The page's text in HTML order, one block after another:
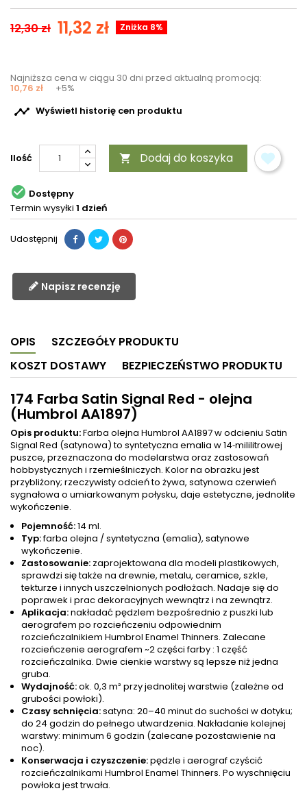
12,30 zł 11,32 zł Zniżka 8%
Najniższa cena w ciągu 30 dni przed aktualną promocją:
10,76 zł +5%
 Wyświetl historię cen produktu
Ilość  Dodaj do koszyka
 Dostępny
Termin wysyłki 1 dzień
Udostępnij
Napisz recenzję
OPIS
SZCZEGÓŁY PRODUKTU
KOSZT DOSTAWY
BEZPIECZEŃSTWO PRODUKTU
174 Farba Satin Signal Red - olejna
(Humbrol AA1897)
Opis produktu:Farba olejna Humbrol AA1897 w odcieniu Satin
Signal Red (satynowa) to syntetyczna emalia w 14‑mililitrowej
puszce, przeznaczona do modelarstwa oraz zastosowań
hobbystycznych i rzemieślniczych. Kolor na obrazku jest
przybliżony; rzeczywisty odcień to żywa, satynowa czerwień
sygnałowa o umiarkowanym połysku, daje estetyczne, jednolite
wykończenie.
Pojemność:14 ml.
Typ:farba olejna / syntetyczna (emalia), satynowe
wykończenie.
Zastosowanie: zaprojektowana dla modeli plastikowych,
sprawdzi się także na drewnie, metalu, ceramice, szkle,
tekturze i innych uszczelnionych podłożach. Nadaje się do
poprawek i prac dekoracyjnych wewnątrz i na zewnątrz.
Aplikacja:nakładać pędzlem bezpośrednio z puszki lub
aerografem po rozcieńczeniu odpowiednim
rozcieńczalnikiem Humbrol Enamel Thinners. Zalecane
rozcieńczenie aerografem ~2 części farby : 1 część
rozcieńczalnika. Dwie cienkie warstwy są lepsze niż jedna
gruba.
Wydajność:ok. 0,3 m² przy jednolitej warstwie (zależne od
grubości powłoki).
Czasy schnięcia:satyna: 20–40 minut do suchości w dotyku;
do 24 godzin do pełnego utwardzenia. Nakładanie kolejnej
warstwy: minimum 6 godzin (zalecane pozostawienie na
noc).
Konserwacja i czyszczenie:pędzle i aerograf czyścić
rozcieńczalnikami Humbrol Enamel Thinners. Po wyschnięciu
powłoka jest trwała.